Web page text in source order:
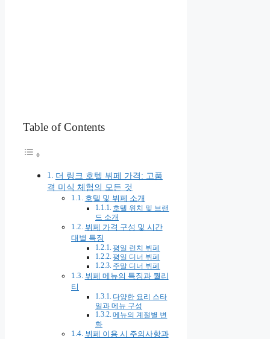
Table of Contents
더 링크 호텔 뷔페 가격: 고품
격 미식 체험의 모든 것
호텔 및 뷔페 소개
호텔 위치 및 브랜
드 소개
뷔페 가격 구성 및 시간
대별 특징
평일 런치 뷔페
평일 디너 뷔페
주말 디너 뷔페
뷔페 메뉴의 특징과 퀄리
티
다양한 요리 스타
일과 메뉴 구성
메뉴의 계절별 변
화
뷔페 이용 시 주의사항과